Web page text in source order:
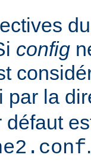
config
par la
défaut
.